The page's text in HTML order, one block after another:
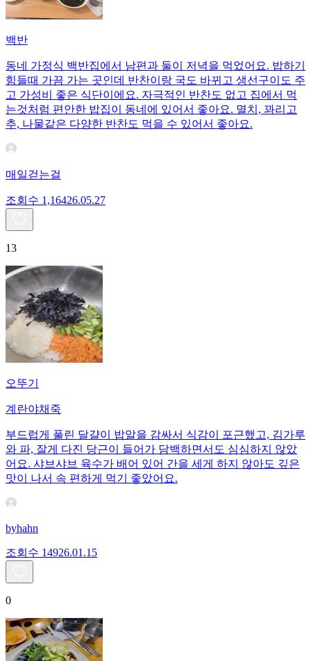
백반
동네 가정식 백반집에서 남편과 둘이 저녁을 먹었어요. 밥하기
힘들때 가끔 가는 곳인데 반찬이랑 국도 바뀌고 생선구이도 주
고 가성비 좋은 식단이에요. 자극적인 반찬도 없고 집에서 먹
는것처럼 편안한 밥집이 동네에 있어서 좋아요. 멸치, 꽈리고
추, 나물같은 다양한 반찬도 먹을 수 있어서 좋아요.
매일걷는걸
조회수 1,16426.05.27
13
오뚜기
계란야채죽
부드럽게 풀린 달걀이 밥알을 감싸서 식감이 포근했고, 김가루
와 파, 잘게 다진 당근이 들어가 담백하면서도 심심하지 않았
어요. 샤브샤브 육수가 배어 있어 간을 세게 하지 않아도 깊은
맛이 나서 속 편하게 먹기 좋았어요.
byhahn
조회수 14926.01.15
0